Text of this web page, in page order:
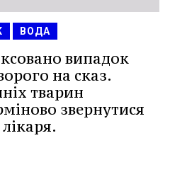
ВОДА
випадок
на сказ.
тварин
звернутися